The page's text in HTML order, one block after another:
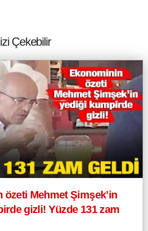
Çekebilir
özeti Mehmet Şimşek’in
gizli! Yüzde 131 zam